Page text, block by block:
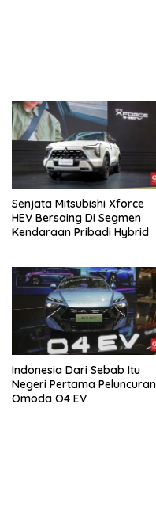
Senjata Mitsubishi Xforce
HEV Bersaing Di Segmen
Kendaraan Pribadi Hybrid
Indonesia Dari Sebab Itu
Negeri Pertama Peluncuran
Omoda O4 EV